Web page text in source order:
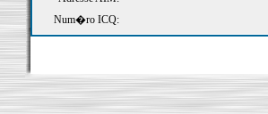
Num�ro ICQ: